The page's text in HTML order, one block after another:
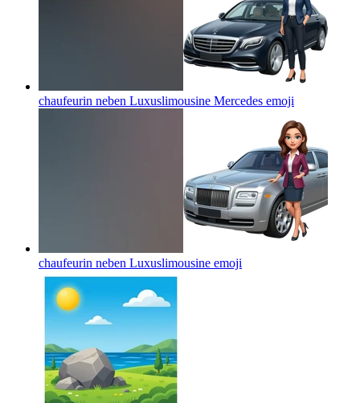
chaufeurin neben Luxuslimousine Mercedes emoji
chaufeurin neben Luxuslimousine emoji